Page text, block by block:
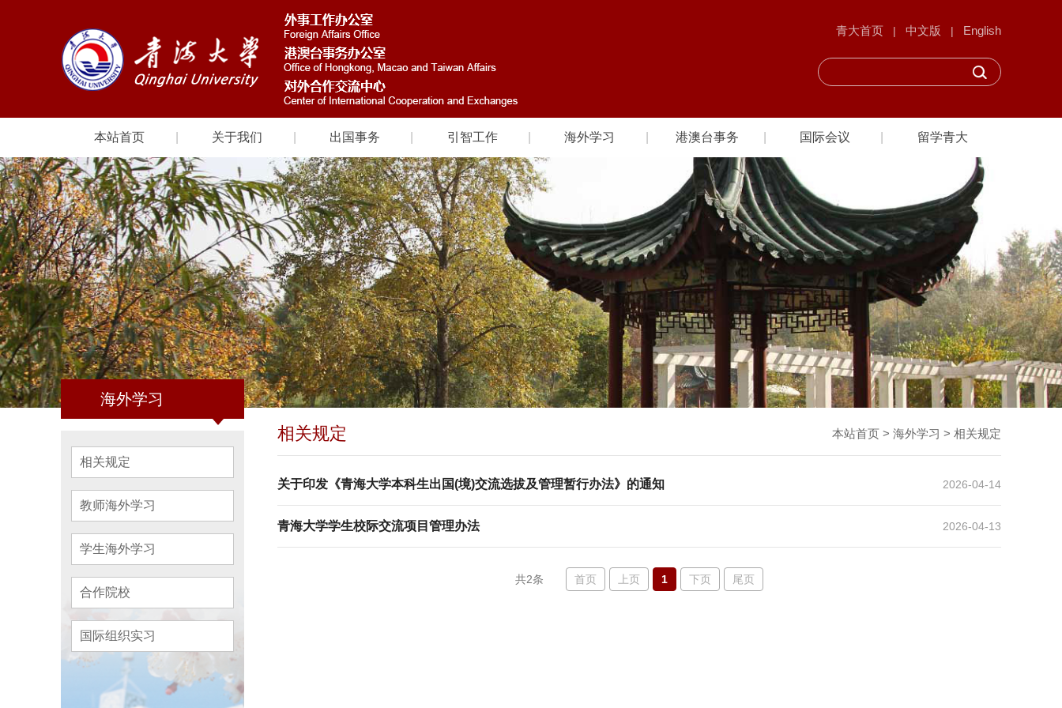
青大首页 | 中文版 | English
本站首页 关于我们 出国事务 引智工作 海外学习 港澳台事务 国际会议 留学青大
海外学习
相关规定
教师海外学习
学生海外学习
合作院校
国际组织实习
本站首页 > 海外学习 > 相关规定
相关规定
关于印发《青海大学本科生出国(境)交流选拔及管理暂行办法》的通知 2026-04-14
青海大学学生校际交流项目管理办法 2026-04-13
共2条 首页 上页 1 下页 尾页